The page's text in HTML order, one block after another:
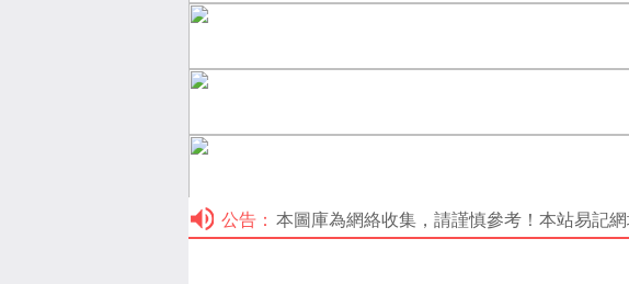
公告： 本圖庫為網絡收集，請謹慎參考！本站易記